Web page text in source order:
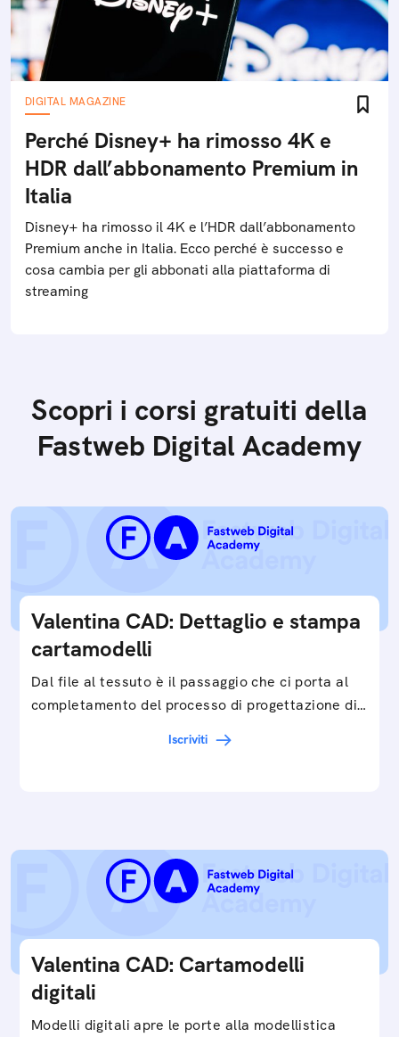
DIGITAL MAGAZINE
Perché Disney+ ha rimosso 4K e
HDR dall’abbonamento Premium in
Italia
Disney+ ha rimosso il 4K e l’HDR dall’abbonamento
Premium anche in Italia. Ecco perché è successo e
cosa cambia per gli abbonati alla piattaforma di
streaming
Scopri i corsi gratuiti della
Fastweb Digital Academy
Valentina CAD: Dettaglio e stampa
cartamodelli
Dal file al tessuto è il passaggio che ci porta al
completamento del processo di progettazione di
Iscriviti
Valentina CAD: Cartamodelli
digitali
Modelli digitali apre le porte alla modellistica